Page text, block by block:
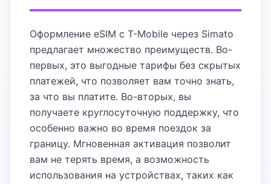
Оформление eSIM с Т-Mobile через Simato
предлагает множество преимуществ. Во-
первых, это выгодные тарифы без скрытых
платежей, что позволяет вам точно знать,
за что вы платите. Во-вторых, вы
получаете круглосуточную поддержку, что
особенно важно во время поездок за
границу. Мгновенная активация позволит
вам не терять время, а возможность
использования на устройствах, таких как